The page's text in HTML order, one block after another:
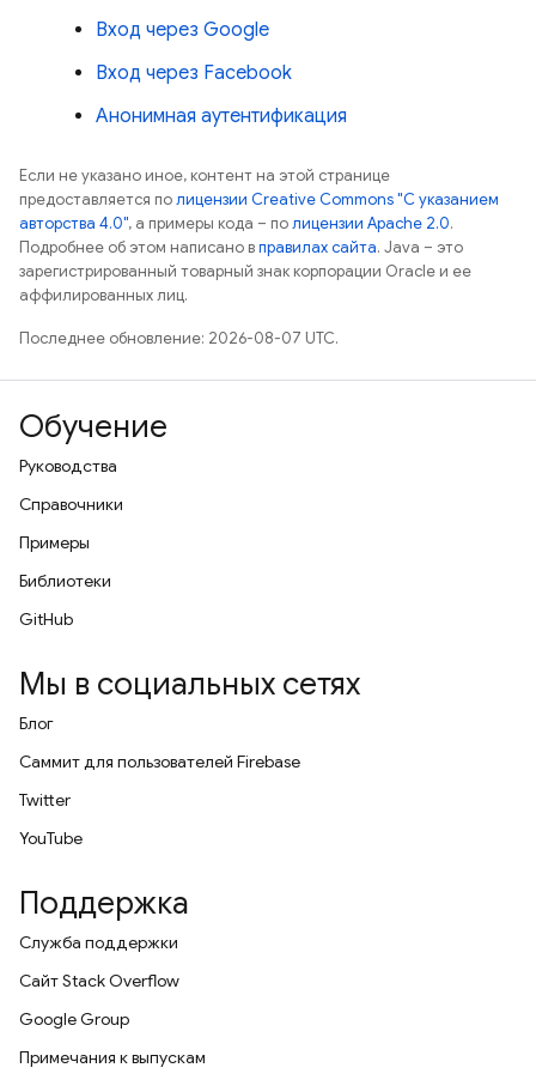
Вход через Google
Вход через Facebook
Анонимная аутентификация
Если не указано иное, контент на этой странице
предоставляется полицензии Creative Commons "С указанием
авторства 4.0", а примеры кода – полицензии Apache 2.0.
Подробнее об этом написано вправилах сайта. Java – это
зарегистрированный товарный знак корпорации Oracle и ее
аффилированных лиц.
Последнее обновление: 2026-08-07 UTC.
Обучение
Руководства
Справочники
Примеры
Библиотеки
GitHub
Мы в социальных сетях
Блог
Саммит для пользователей Firebase
Twitter
YouTube
Поддержка
Служба поддержки
Сайт Stack Overflow
Google Group
Примечания к выпускам